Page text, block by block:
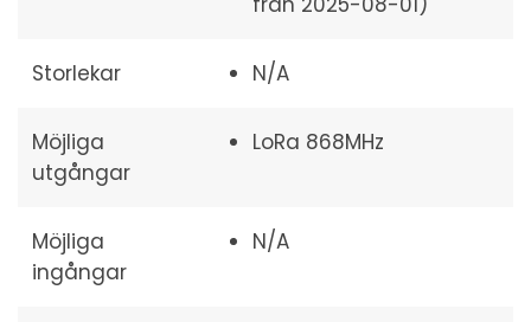
Storlekar N/A
Möjliga
utgångar
LoRa 868MHz
Möjliga
ingångar
N/A